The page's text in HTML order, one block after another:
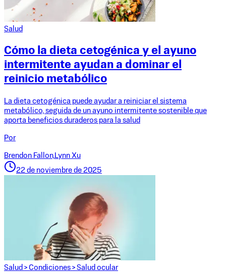
Salud
Cómo la dieta cetogénica y el ayuno
intermitente ayudan a dominar el
reinicio metabólico
La dieta cetogénica puede ayudar a reiniciar el sistema
metabólico, seguida de un ayuno intermitente sostenible que
aporta beneficios duraderos para la salud
Por
Brendon Fallon,Lynn Xu
22 de noviembre de 2025
Salud > Condiciones > Salud ocular